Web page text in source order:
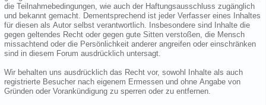
die Teilnahmebedingungen, wie auch der Haftungsausschluss zugänglich
und bekannt gemacht. Dementsprechend ist jeder Verfasser eines Inhaltes
für diesen als Autor selbst verantwortlich. Insbesondere sind Inhalte die
gegen geltendes Recht oder gegen gute Sitten verstoßen, die Mensch
missachtend oder die Persönlichkeit anderer angreifen oder einschränken
sind in diesem Forum ausdrücklich untersagt.
Wir behalten uns ausdrücklich das Recht vor, sowohl Inhalte als auch
registrierte Besucher nach eigenem Ermessen und ohne Angabe von
Gründen oder Vorankündigung zu sperren oder zu entfernen.